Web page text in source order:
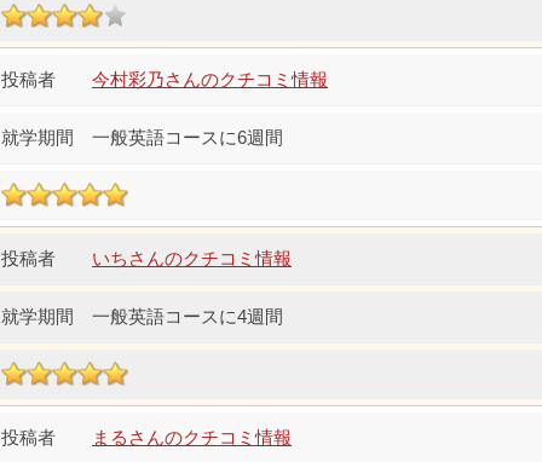
今村彩乃さんのクチコミ情報
一般英語コースに6週間
いちさんのクチコミ情報
一般英語コースに4週間
まるさんのクチコミ情報